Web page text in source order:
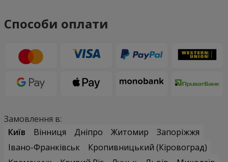
Способи оплати
Замовлення в:
Київ
Вінниця Дніпро Житомир
Запоріжжя
Івано-Франківськ
Кропивницький (Кіровоград)